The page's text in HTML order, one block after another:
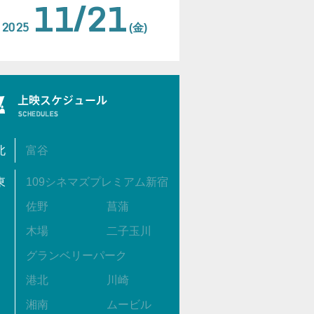
2025 11/21 (金)
富谷
109シネマズプレミアム新宿
佐野 菖蒲
木場 二子玉川
グランベリーパーク
港北 川崎
湘南 ムービル